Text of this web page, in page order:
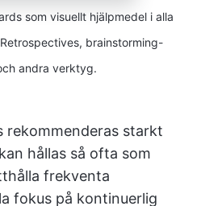
som visuellt hjälpmedel i alla
brainstorming-
andra verktyg.
rekommenderas starkt
hållas så ofta som
frekventa
fokus på kontinuerlig